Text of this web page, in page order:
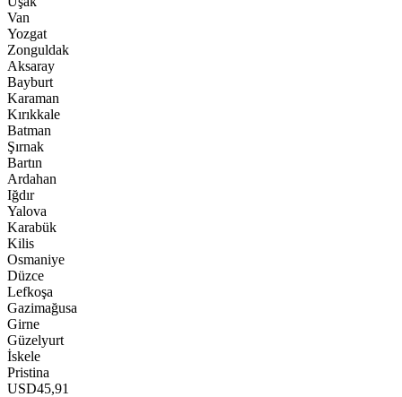
Van
Yozgat
Zonguldak
Aksaray
Bayburt
Karaman
Kırıkkale
Batman
Şırnak
Bartın
Ardahan
Iğdır
Yalova
Karabük
Kilis
Osmaniye
Düzce
Lefkoşa
Gazimağusa
Girne
Güzelyurt
İskele
Pristina
USD45,91